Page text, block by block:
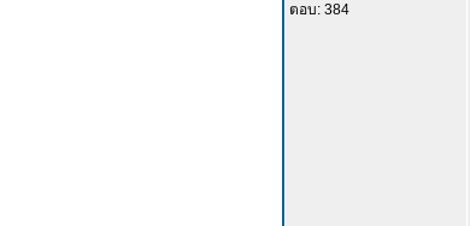
ตอบ: 384